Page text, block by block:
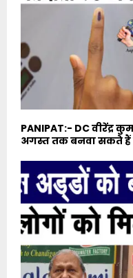
PANIPAT:- DC वीरेंद्र
अगस्त तक बनवा सकते हैं